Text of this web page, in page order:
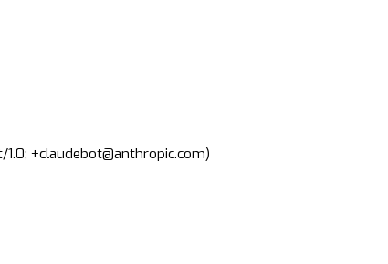
1.0; +claudebot@anthropic.com)